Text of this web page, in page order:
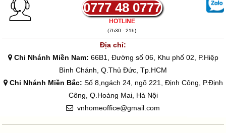
0777 48 0777
HOTLINE
(7h30 - 21h)
Địa chỉ:
Chi Nhánh Miền Nam: 66B1, Đường số 06, Khu phố 02, P.Hiệp
Bình Chánh, Q.Thủ Đức, Tp.HCM
Chi Nhánh Miền Bắc: Số 8,ngách 24, ngõ 221, Định Công, P.Định
Công, Q.Hoàng Mai, Hà Nội
vnhomeoffice@gmail.com